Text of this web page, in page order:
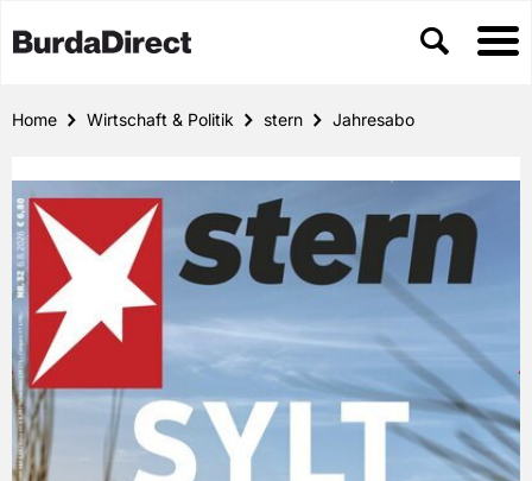
Home Wirtschaft & Politik stern Jahresabo